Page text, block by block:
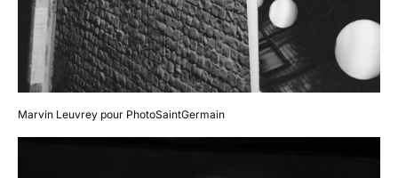
Marvin Leuvrey pour PhotoSaintGermain